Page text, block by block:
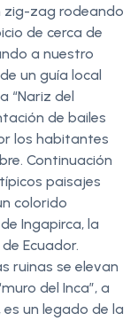
zig-zag rodeando
de cerca de
a nuestro
un guía local
“Nariz del
de bailes
los habitantes
Continuación
paisajes
colorido
Ingapirca, la
Ecuador.
ruinas se elevan
del Inca”, a
un legado de la